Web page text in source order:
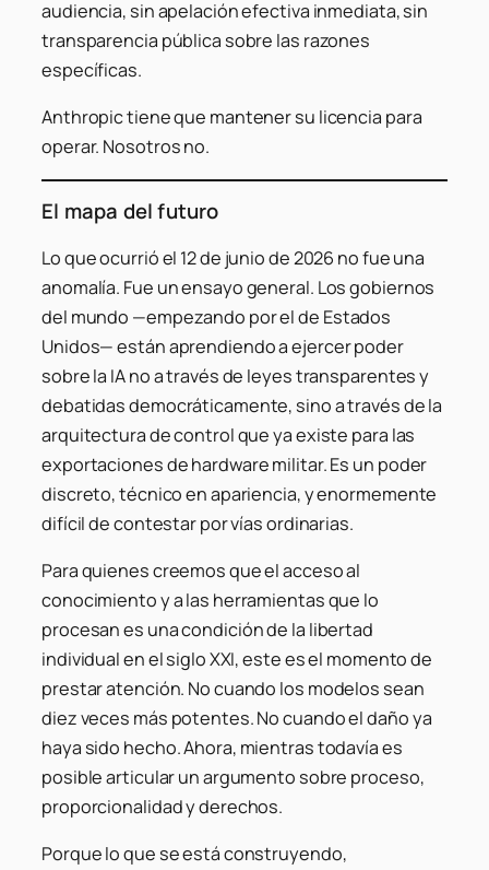
audiencia, sin apelación efectiva inmediata, sin
transparencia pública sobre las razones
específicas.
Anthropic tiene que mantener su licencia para
operar. Nosotros no.
El mapa del futuro
Lo que ocurrió el 12 de junio de 2026 no fue una
anomalía. Fue un ensayo general. Los gobiernos
del mundo —empezando por el de Estados
Unidos— están aprendiendo a ejercer poder
sobre la IA no a través de leyes transparentes y
debatidas democráticamente, sino a través de la
arquitectura de control que ya existe para las
exportaciones de hardware militar. Es un poder
discreto, técnico en apariencia, y enormemente
difícil de contestar por vías ordinarias.
Para quienes creemos que el acceso al
conocimiento y a las herramientas que lo
procesan es una condición de la libertad
individual en el siglo XXI, este es el momento de
prestar atención. No cuando los modelos sean
diez veces más potentes. No cuando el daño ya
haya sido hecho. Ahora, mientras todavía es
posible articular un argumento sobre proceso,
proporcionalidad y derechos.
Porque lo que se está construyendo,